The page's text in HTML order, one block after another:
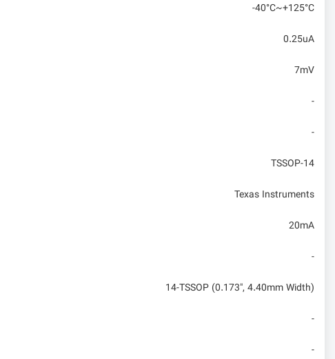
-40°C~+125°C
0.25uA
7mV
-
-
TSSOP-14
Texas Instruments
20mA
-
14-TSSOP (0.173", 4.40mm Width)
-
-